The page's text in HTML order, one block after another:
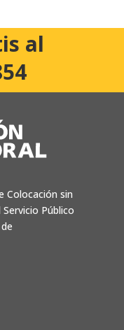
al
Colocación sin
Público